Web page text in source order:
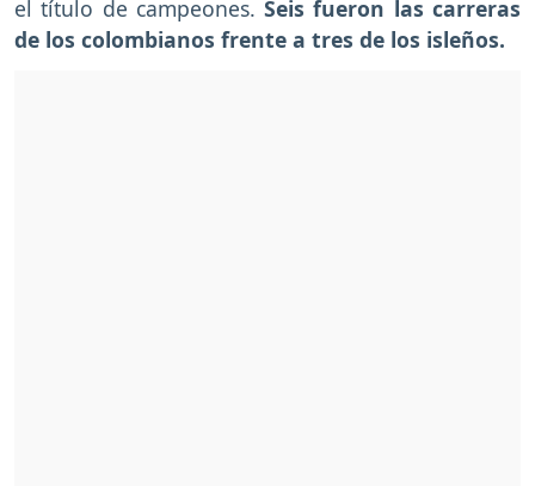
el título de campeones.Seis fueron las carreras
de los colombianos frente a tres de los isleños.